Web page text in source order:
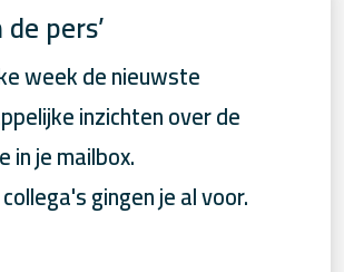
pers’
week de nieuwste
inzichten over de
in je mailbox.
gingen je al voor.